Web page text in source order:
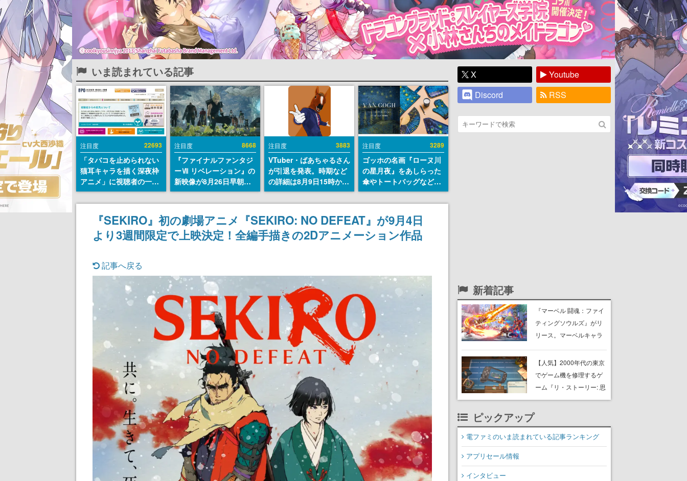
いま読まれている記事
注目度 22693
「タバコを止められない
猫耳キャラを描く深夜枠
アニメ」に視聴者の一部
から批判意見。違法薬物
の使用と思しき描写も含
めて、BPOが議論を交わ
注目度 8668
『ファイナルファンタジ
ーⅦ リベレーション』の
新映像が8月26日早朝に
公開へ。『FF7』リメイ
クシリーズの完結編、
「gamescom」のオープ
ニングナイトライブにて
ディレクターの浜口直樹
注目度 3883
VTuber・ばあちゃるさん
が引退を発表。時期など
の詳細は8月9日15時から
の配信で説明
注目度 3289
ゴッホの名画『ローヌ川
の星月夜』をあしらった
傘やトートバッグなどが
登場。8月7日21時より2
日間限定で予約販売
『SEKIRO』初の劇場アニメ『SEKIRO: NO DEFEAT』が9月4日
より3週間限定で上映決定！全編手描きの2Dアニメーション作品
記事へ戻る
X
Youtube
Discord
RSS
新着記事
『マーベル 闘魂：ファイ
ティングソウルズ』がリ
リース。マーベルキャラ
み戦う、4v4タッグ制対戦
格闘ゲーム
【人気】2000年代の東京
でゲーム機を修理するゲ
ーム『リ・ストーリー: 思
い出修理屋』最大同接が
好評」を獲得、「黙々と
やってしまった」などの
ピックアップ
電ファミのいま読まれている記事ランキング
アプリセール情報
インタビュー